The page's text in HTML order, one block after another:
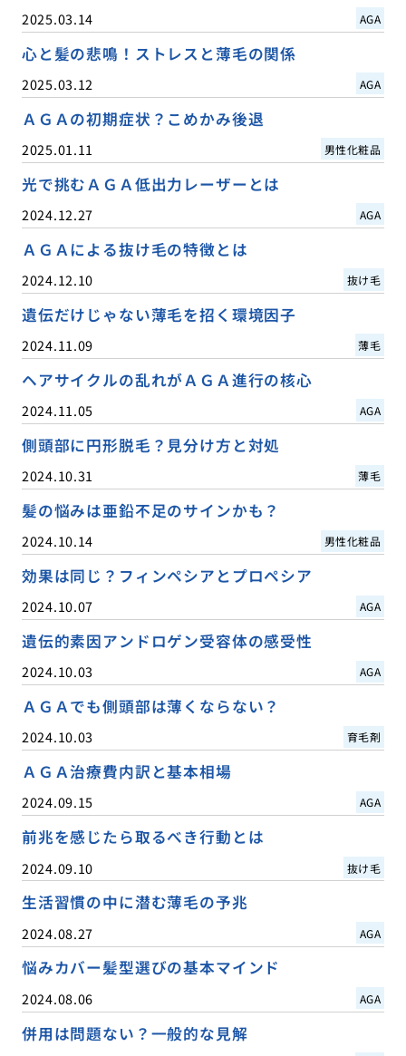
2025.03.14 AGA
心と髪の悲鳴！ストレスと薄毛の関係
2025.03.12 AGA
ＡＧＡの初期症状？こめかみ後退
2025.01.11 男性化粧品
光で挑むＡＧＡ低出力レーザーとは
2024.12.27 AGA
ＡＧＡによる抜け毛の特徴とは
2024.12.10 抜け毛
遺伝だけじゃない薄毛を招く環境因子
2024.11.09 薄毛
ヘアサイクルの乱れがＡＧＡ進行の核心
2024.11.05 AGA
側頭部に円形脱毛？見分け方と対処
2024.10.31 薄毛
髪の悩みは亜鉛不足のサインかも？
2024.10.14 男性化粧品
効果は同じ？フィンペシアとプロペシア
2024.10.07 AGA
遺伝的素因アンドロゲン受容体の感受性
2024.10.03 AGA
ＡＧＡでも側頭部は薄くならない？
2024.10.03 育毛剤
ＡＧＡ治療費内訳と基本相場
2024.09.15 AGA
前兆を感じたら取るべき行動とは
2024.09.10 抜け毛
生活習慣の中に潜む薄毛の予兆
2024.08.27 AGA
悩みカバー髪型選びの基本マインド
2024.08.06 AGA
併用は問題ない？一般的な見解